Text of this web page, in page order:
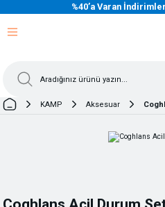
%40’a Varan
KAMP Aksesuar